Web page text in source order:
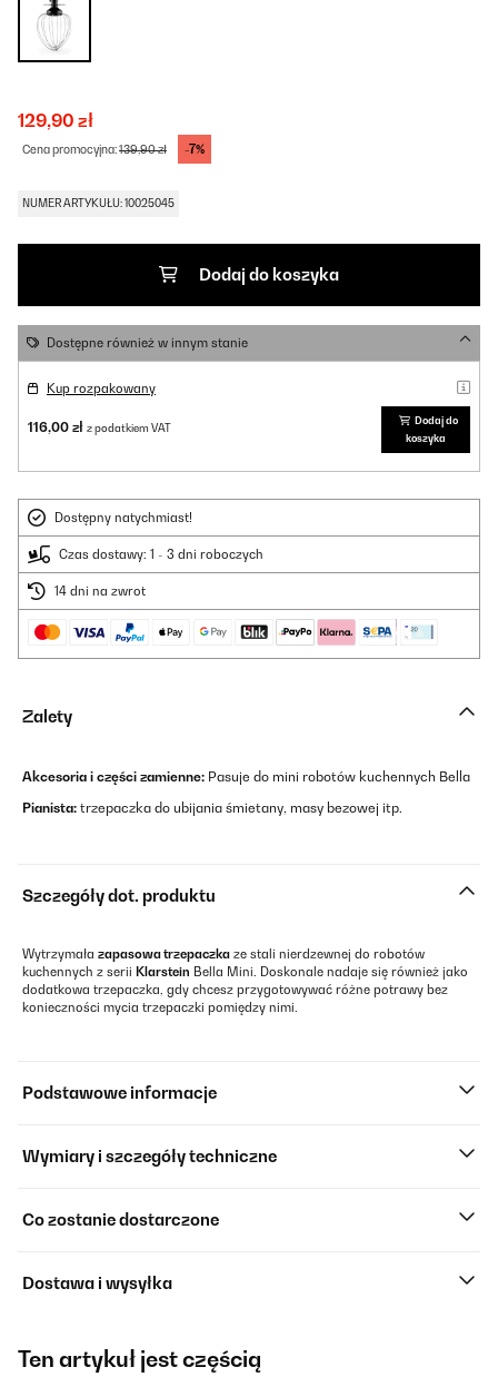
129,90 zł
Cena promocyjna:139,90 zł -7%
NUMER ARTYKUŁU: 10025045
Dodaj do koszyka
Dostępne również w innym stanie
Kup rozpakowany
116,00 zł z podatkiem VAT
Dodaj do
koszyka
Dostępny natychmiast!
Czas dostawy: 1 - 3 dni roboczych
14 dni na zwrot
Zalety
Akcesoria i części zamienne: Pasuje do mini robotów kuchennych Bella
Pianista: trzepaczka do ubijania śmietany, masy bezowej itp.
Szczegóły dot. produktu
Wytrzymała zapasowa trzepaczka ze stali nierdzewnej do robotów
kuchennych z serii Klarstein Bella Mini. Doskonale nadaje się również jako
dodatkowa trzepaczka, gdy chcesz przygotowywać różne potrawy bez
konieczności mycia trzepaczki pomiędzy nimi.
Podstawowe informacje
Wymiary i szczegóły techniczne
Co zostanie dostarczone
Dostawa i wysyłka
Ten artykuł jest częścią